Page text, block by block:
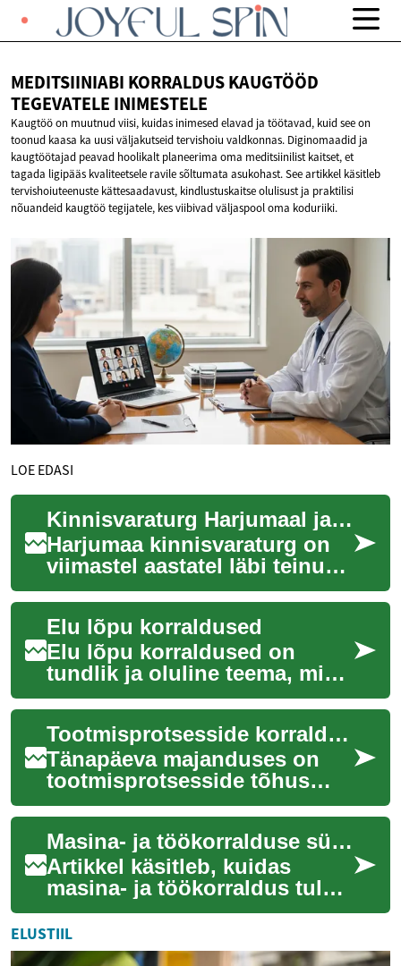
MEDITSIINIABI KORRALDUS KAUGTÖÖD
TEGEVATELE INIMESTELE
Kaugtöö on muutnud viisi, kuidas inimesed elavad ja töötavad, kuid see on
toonud kaasa ka uusi väljakutseid tervishoiu valdkonnas. Diginomaadid ja
kaugtöötajad peavad hoolikalt planeerima oma meditsiinilist kaitset, et
tagada ligipääs kvaliteetsele ravile sõltumata asukohast. See artikkel käsitleb
tervishoiuteenuste kättesaadavust, kindlustuskaitse olulisust ja praktilisi
nõuandeid kaugtöö tegijatele, kes viibivad väljaspool oma koduriiki.
LOE EDASI
Kinnisvaraturg Harjumaal ja taskukohased korterid
Harjumaa kinnisvaraturg on
viimastel aastatel läbi teinud
olulisi muudatusi, pakkudes
huvi nii kohalikele elanikele
k...
Elu lõpu korraldused
Elu lõpu korraldused on
tundlik ja oluline teema, mis
nõuab hoolikat kaalumist ja
planeerimist.
Krematsiooniteenused ...
Tootmisprotsesside korraldus ja tööülesanded
Tänapäeva majanduses on
tootmisprotsesside tõhus
korraldus kriitilise tähtsusega
iga ettevõtte edukuse
tagamisel. Ala...
Masina- ja töökorralduse sünkroonimine läbilaskevõime maksimeerimiseks
Artikkel käsitleb, kuidas
masina- ja töökorraldus tuleb
sünkroniseerida, et tõsta
pakendustöö voogusid, hoida
kvalite...
ELUSTIIL